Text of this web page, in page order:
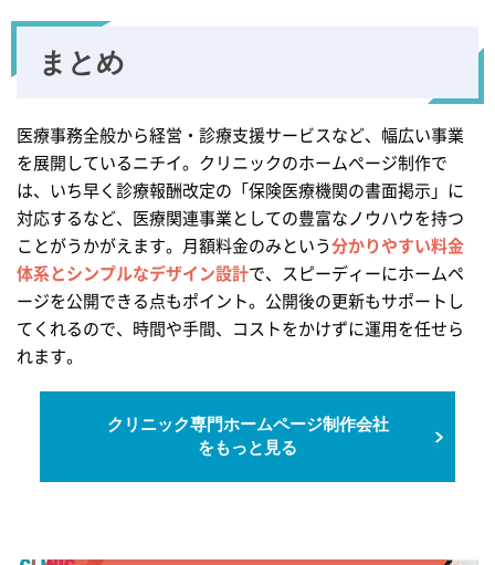
まとめ
医療事務全般から経営・診療支援サービスなど、幅広い事業
を展開しているニチイ。クリニックのホームぺージ制作で
は、いち早く診療報酬改定の「保険医療機関の書面掲示」に
対応するなど、医療関連事業としての豊富なノウハウを持つ
ことがうかがえます。月額料金のみという分かりやすい料金
体系とシンプルなデザイン設計で、スピーディーにホームペ
ージを公開できる点もポイント。公開後の更新もサポートし
てくれるので、時間や手間、コストをかけずに運用を任せら
れます。
クリニック専門ホームページ制作会社
をもっと見る